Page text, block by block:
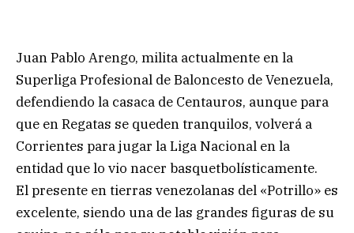
Juan Pablo Arengo, milita actualmente en la
Superliga Profesional de Baloncesto de Venezuela,
defendiendo la casaca de Centauros, aunque para
que en Regatas se queden tranquilos, volverá a
Corrientes para jugar la Liga Nacional en la
entidad que lo vio nacer basquetbolísticamente.
El presente en tierras venezolanas del «Potrillo» es
excelente, siendo una de las grandes figuras de su